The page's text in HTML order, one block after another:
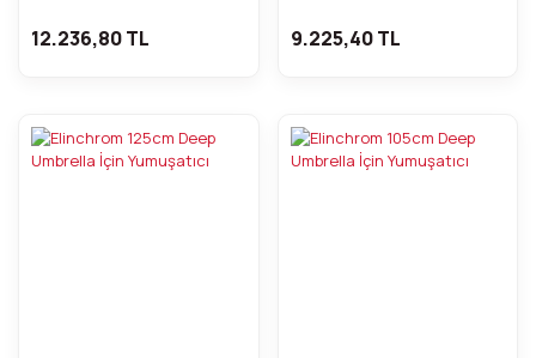
12.236,80 TL 9.225,40 TL